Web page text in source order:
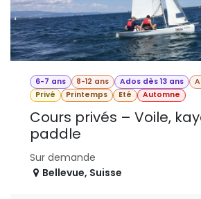
6-7 ans 8-12 ans Ados dès 13 ans
Privé
Printemps Eté Automne
Cours privés – Voile,
paddle
Sur demande
Bellevue, Suisse